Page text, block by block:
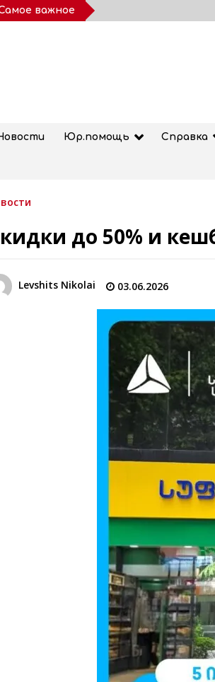
важное
Юр.помощь Справка
сейчас
Аренда палаток и спальных
Теона Дольникова — о музыке,
продюсировании и новых
проектах
04.08.2026
Рубрика «Азбука Грузии»:
02.08.2026
Старт продажи билетов на
нового «Человека-паука»,
«Одиссея» Кристофера
кинотеатральный дайджест
до 50% и
Levshits Nikolai 03.06.2026